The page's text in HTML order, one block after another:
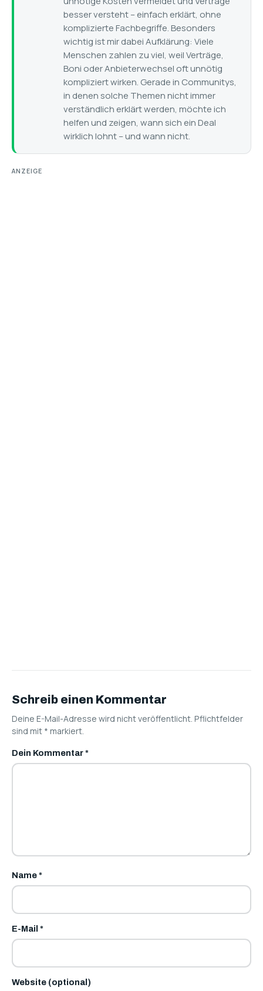
besser versteht – einfach erklärt, ohne
komplizierte Fachbegriffe. Besonders
wichtig ist mir dabei Aufklärung: Viele
Menschen zahlen zu viel, weil Verträge,
Boni oder Anbieterwechsel oft unnötig
kompliziert wirken. Gerade in Communitys,
in denen solche Themen nicht immer
verständlich erklärt werden, möchte ich
helfen und zeigen, wann sich ein Deal
wirklich lohnt – und wann nicht.
ANZEIGE
Schreib einen Kommentar
Deine E-Mail-Adresse wird nicht veröffentlicht. Pflichtfelder
sind mit * markiert.
Dein Kommentar*
Name*
E-Mail *
Website (optional)